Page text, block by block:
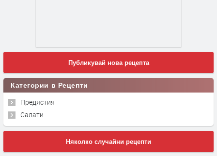
Публикувай нова рецепта
Категории в Рецепти
Предястия
Салати
Няколко случайни рецепти